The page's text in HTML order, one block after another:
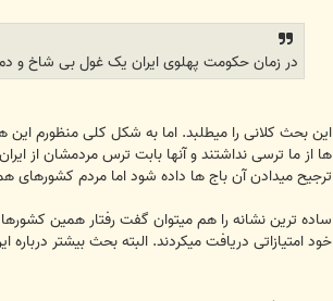
در زمان حکومت پهلوی ایران یک غول بی شاخ و
این بحث کلانی را میطلبد. اما به شکل کلی منظورم
ها از ما ترسی نداشتند و آنها بابت ترس مردمشان از
ترجیح میدادن آن باج ها داده شود اما مردم کشورهای
ساده ترین نشانه را هم میتوان گفت رفتار همین
خود امتیازاتی دریافت میکردند. البته بحث بیشتر